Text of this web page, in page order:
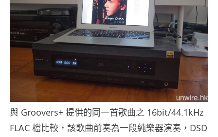
與 Groovers+ 提供的同一首歌曲之 16bit/44.1kHz
FLAC 檔比較，該歌曲前奏為一段純樂器演奏，DSD